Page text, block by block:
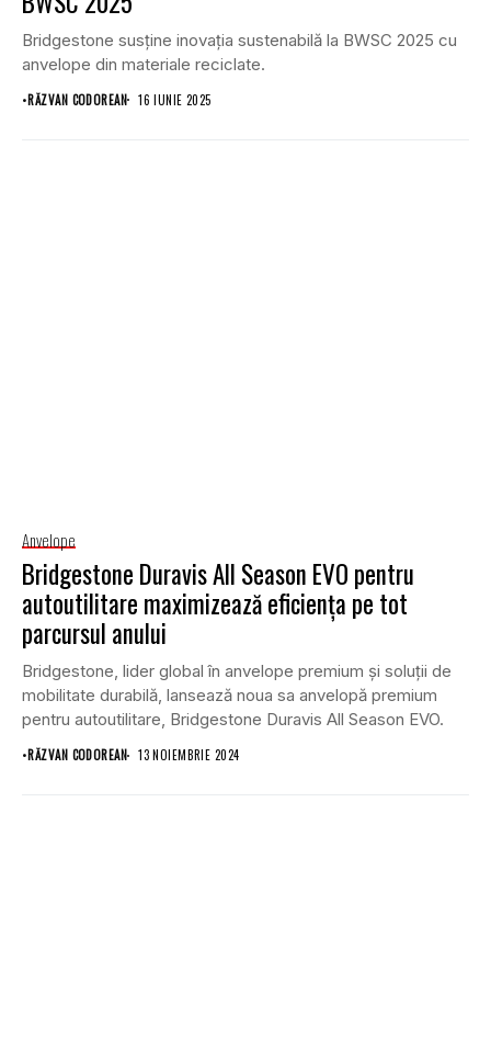
Bridgestone susține inovația sustenabilă la BWSC 2025 cu
anvelope din materiale reciclate.
•RĂZVAN CODOREAN 16 IUNIE 2025
Anvelope
Bridgestone Duravis All Season EVO pentru
autoutilitare maximizează eficiența pe tot
parcursul anului
Bridgestone, lider global în anvelope premium și soluții de
mobilitate durabilă, lansează noua sa anvelopă premium
pentru autoutilitare, Bridgestone Duravis All Season EVO.
•RĂZVAN CODOREAN 13 NOIEMBRIE 2024